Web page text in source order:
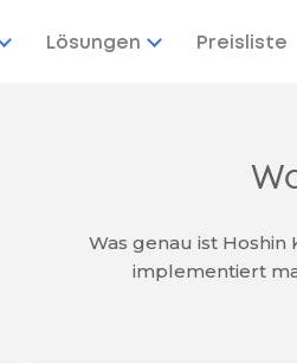
Lösungen Preisliste
Was genau ist
implementiert